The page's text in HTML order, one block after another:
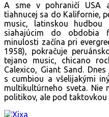
A sme v pohraničí USA
tiahnucej sa do Kalifornie,
music, latinskou hudbou
siahajúcim do
minulosti začína pri
1958), pokračuje
tejano music, chicano
Calexico, Giant Sand.
s cumbiou a všelijakými
multikultúrneho sveta. Nie
politikov, ale pod taktovkou